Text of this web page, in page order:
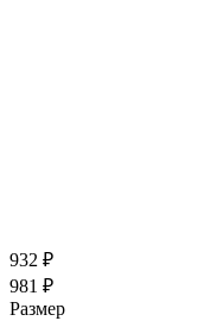
932 ₽
981 ₽
Размер